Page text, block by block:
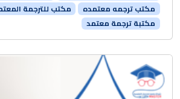
مكتب ترجمه معتمده
مكتب للترجمة
مكتبة ترجمة معتمد